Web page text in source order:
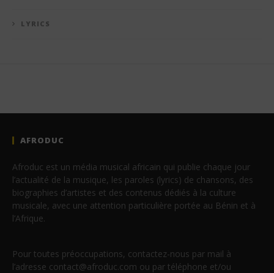
LYRICS
AFRODUC
Afroduc est un média musical africain qui publie chaque jour
l’actualité de la musique, les paroles (lyrics) de chansons, des
biographies d’artistes et des contenus dédiés à la culture
musicale, avec une attention particulière portée au Bénin et à
l’Afrique.
Pour toutes préoccupations, contactez-nous par mail à
l’adresse contact@afroduc.com ou par téléphone et/ou